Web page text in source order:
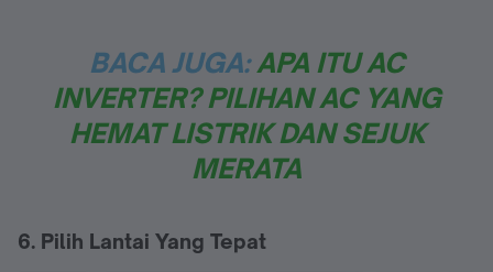
BACA JUGA:APA ITU AC
INVERTER? PILIHAN AC YANG
HEMAT LISTRIK DAN SEJUK
MERATA
6. Pilih Lantai Yang Tepat